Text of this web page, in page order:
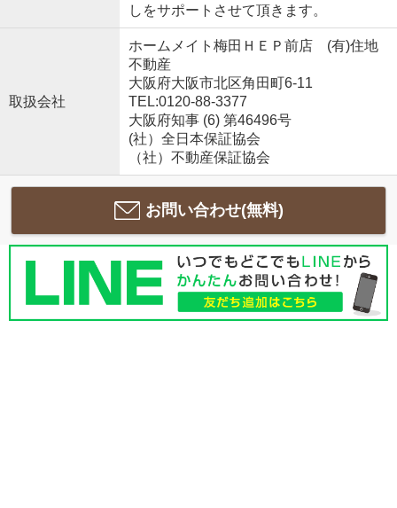
しをサポートさせて頂きます。
取扱会社
ホームメイト梅田ＨＥＰ前店 (有)住地
不動産
大阪府大阪市北区角田町6-11
TEL:0120-88-3377
大阪府知事 (6) 第46496号
(社）全日本保証協会
（社）不動産保証協会
お問い合わせ(無料)